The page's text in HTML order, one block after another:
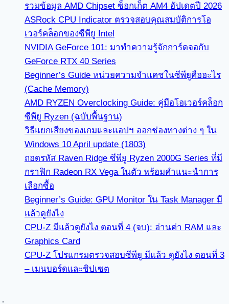
รวมข้อมูล AMD Chipset ซ็อกเก็ต AM4 อัปเดตปี 2026
ASRock CPU Indicator ตรวจสอบคุณสมบัติการโอ
เวอร์คล็อกของซีพียู Intel
NVIDIA GeForce 101: มาทำความรู้จักการ์ดจอกับ
GeForce RTX 40 Series
Beginner’s Guide หน่วยความจำแคชในซีพียูคืออะไร
(Cache Memory)
AMD RYZEN Overclocking Guide: คู่มือโอเวอร์คล็อก
ซีพียู Ryzen (ฉบับพื้นฐาน)
วิธีแยกเสียงของเกมและแอปฯ ออกช่องทางต่าง ๆ ใน
Windows 10 April update (1803)
ถอดรหัส Raven Ridge ซีพียู Ryzen 2000G Series ที่มี
กราฟิก Radeon RX Vega ในตัว พร้อมคำแนะนำการ
เลือกซื้อ
Beginner’s Guide: GPU Monitor ใน Task Manager มี
แล้วดูยังไง
CPU-Z มีแล้วดูยังไง ตอนที่ 4 (จบ): อ่านค่า RAM และ
Graphics Card
CPU-Z โปรแกรมตรวจสอบซีพียู มีแล้ว ดูยังไง ตอนที่ 3
– เมนบอร์ดและชิปเซต